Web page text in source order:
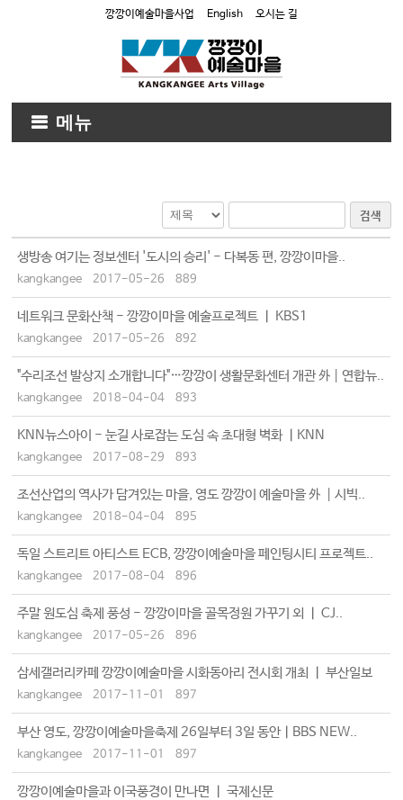
깡깡이예술마을사업 English 오시는 길
메뉴
검색
생방송 여기는 정보센터 '도시의 승리' - 다복동 편, 깡깡이마을..
kangkangee 2017-05-26 889
네트워크 문화산책 - 깡깡이마을 예술프로젝트 ㅣ KBS1
kangkangee 2017-05-26 892
"수리조선 발상지 소개합니다"…깡깡이 생활문화센터 개관 外┃연합뉴..
kangkangee 2018-04-04 893
KNN뉴스아이 - 눈길 사로잡는 도심 속 초대형 벽화 ㅣKNN
kangkangee 2017-08-29 893
조선산업의 역사가 담겨있는 마을, 영도 깡깡이 예술마을 外 ┃시빅..
kangkangee 2018-04-04 895
독일 스트리트 아티스트 ECB, 깡깡이예술마을 페인팅시티 프로젝트..
kangkangee 2017-08-04 896
주말 원도심 축제 풍성 - 깡깡이마을 골목정원 가꾸기 외 ㅣ CJ..
kangkangee 2017-05-26 896
삼세갤러리카페 깡깡이예술마을 시화동아리 전시회 개최 ㅣ 부산일보
kangkangee 2017-11-01 897
부산 영도, 깡깡이예술마을축제 26일부터 3일 동안ㅣBBS NEW..
kangkangee 2017-11-01 897
깡깡이예술마을과 이국풍경이 만나면 ㅣ 국제신문